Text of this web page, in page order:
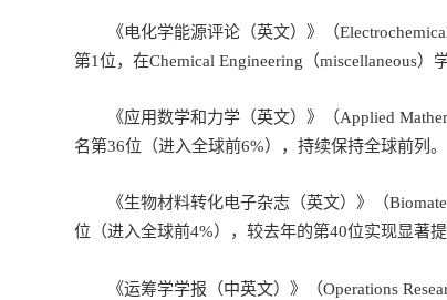
《电化学能源评论（英文）》（
第1位，在Chemical Engineering（miscellaneous
《应用数学和力学（英文）》（Applied
名第36位（进入全球前6%），持续保持全球前列。
《生物材料转化电子杂志（英文）》（
位（进入全球前4%），较去年的第40位实现显著提
《运筹学学报（中英文）》（Operations